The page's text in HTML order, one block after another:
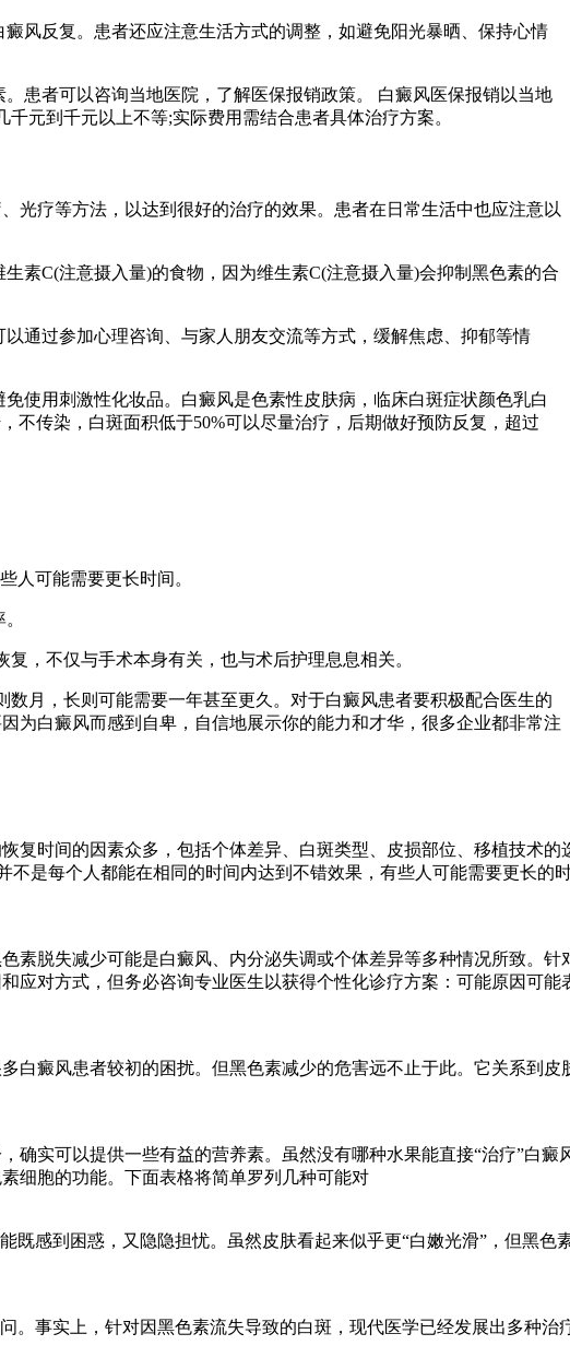
风反复。患者还应注意生活方式的调整，如避免阳光暴晒、保持心情
患者可以咨询当地医院，了解医保报销政策。 白癜风医保报销以当地
元到千元以上不等;实际费用需结合患者具体治疗方案。
光疗等方法，以达到很好的治疗的效果。患者在日常生活中也应注意以
素C(注意摄入量)的食物，因为维生素C(注意摄入量)会抑制黑色素的合
通过参加心理咨询、与家人朋友交流等方式，缓解焦虑、抑郁等情
使用刺激性化妆品。白癜风是色素性皮肤病，临床白斑症状颜色乳白
不传染，白斑面积低于50%可以尽量治疗，后期做好预防反复，超过
人可能需要更长时间。
，不仅与手术本身有关，也与术后护理息息相关。
月，长则可能需要一年甚至更久。对于白癜风患者要积极配合医生的
为白癜风而感到自卑，自信地展示你的能力和才华，很多企业都非常注
复时间的因素众多，包括个体差异、白斑类型、皮损部位、移植技术的
是每个人都能在相同的时间内达到不错效果，有些人可能需要更长的
素脱失减少可能是白癜风、内分泌失调或个体差异等多种情况所致。针
应对方式，但务必咨询专业医生以获得个性化诊疗方案：可能原因可能
白癜风患者较初的困扰。但黑色素减少的危害远不止于此。它关系到皮
确实可以提供一些有益的营养素。虽然没有哪种水果能直接“治疗”白癜
细胞的功能。下面表格将简单罗列几种可能对
感到困惑，又隐隐担忧。虽然皮肤看起来似乎更“白嫩光滑”，但黑色
。事实上，针对因黑色素流失导致的白斑，现代医学已经发展出多种治